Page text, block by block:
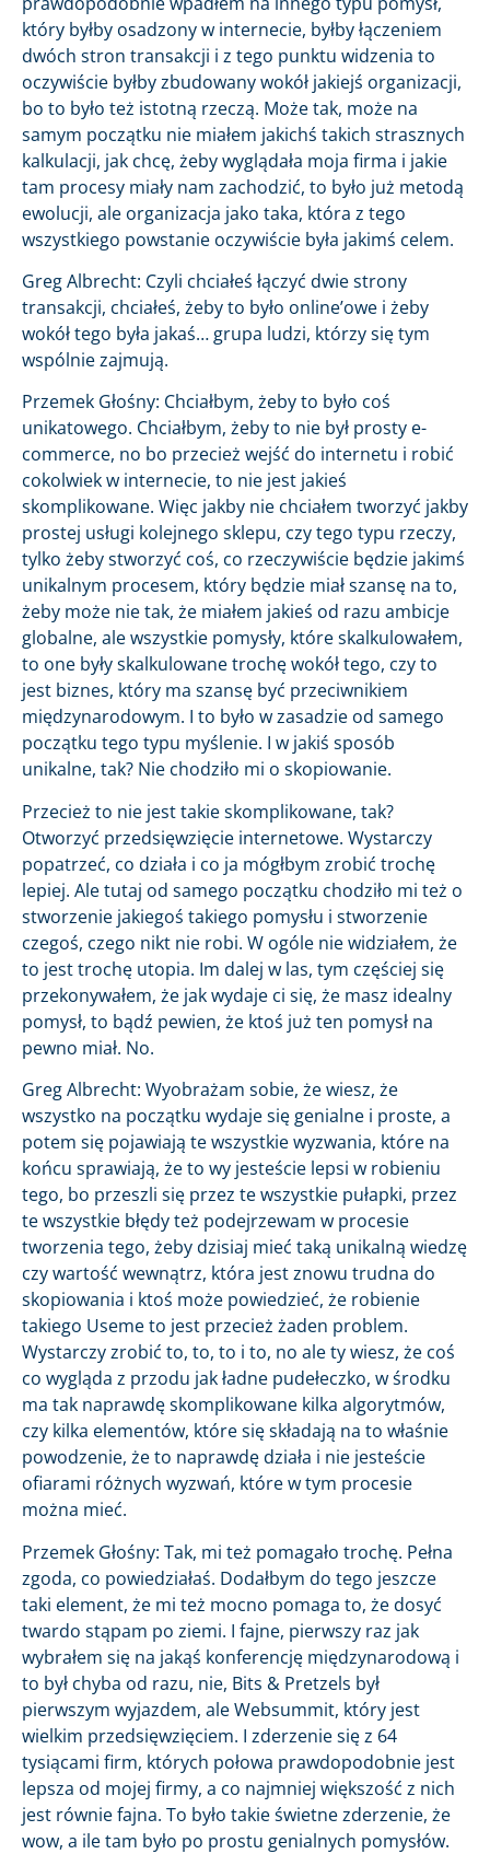
który byłby osadzony w internecie, byłby łączeniem
dwóch stron transakcji i z tego punktu widzenia to
oczywiście byłby zbudowany wokół jakiejś organizacji,
bo to było też istotną rzeczą. Może tak, może na
samym początku nie miałem jakichś takich strasznych
kalkulacji, jak chcę, żeby wyglądała moja firma i jakie
tam procesy miały nam zachodzić, to było już metodą
ewolucji, ale organizacja jako taka, która z tego
wszystkiego powstanie oczywiście była jakimś celem.
Greg Albrecht: Czyli chciałeś łączyć dwie strony
transakcji, chciałeś, żeby to było online’owe i żeby
wokół tego była jakaś… grupa ludzi, którzy się tym
wspólnie zajmują.
Przemek Głośny: Chciałbym, żeby to było coś
unikatowego. Chciałbym, żeby to nie był prosty e-
commerce, no bo przecież wejść do internetu i robić
cokolwiek w internecie, to nie jest jakieś
skomplikowane. Więc jakby nie chciałem tworzyć jakby
prostej usługi kolejnego sklepu, czy tego typu rzeczy,
tylko żeby stworzyć coś, co rzeczywiście będzie jakimś
unikalnym procesem, który będzie miał szansę na to,
żeby może nie tak, że miałem jakieś od razu ambicje
globalne, ale wszystkie pomysły, które skalkulowałem,
to one były skalkulowane trochę wokół tego, czy to
jest biznes, który ma szansę być przeciwnikiem
międzynarodowym. I to było w zasadzie od samego
początku tego typu myślenie. I w jakiś sposób
unikalne, tak? Nie chodziło mi o skopiowanie.
Przecież to nie jest takie skomplikowane, tak?
Otworzyć przedsięwzięcie internetowe. Wystarczy
popatrzeć, co działa i co ja mógłbym zrobić trochę
lepiej. Ale tutaj od samego początku chodziło mi też o
stworzenie jakiegoś takiego pomysłu i stworzenie
czegoś, czego nikt nie robi. W ogóle nie widziałem, że
to jest trochę utopia. Im dalej w las, tym częściej się
przekonywałem, że jak wydaje ci się, że masz idealny
pomysł, to bądź pewien, że ktoś już ten pomysł na
pewno miał. No.
Greg Albrecht: Wyobrażam sobie, że wiesz, że
wszystko na początku wydaje się genialne i proste, a
potem się pojawiają te wszystkie wyzwania, które na
końcu sprawiają, że to wy jesteście lepsi w robieniu
tego, bo przeszli się przez te wszystkie pułapki, przez
te wszystkie błędy też podejrzewam w procesie
tworzenia tego, żeby dzisiaj mieć taką unikalną wiedzę
czy wartość wewnątrz, która jest znowu trudna do
skopiowania i ktoś może powiedzieć, że robienie
takiego Useme to jest przecież żaden problem.
Wystarczy zrobić to, to, to i to, no ale ty wiesz, że coś
co wygląda z przodu jak ładne pudełeczko, w środku
ma tak naprawdę skomplikowane kilka algorytmów,
czy kilka elementów, które się składają na to właśnie
powodzenie, że to naprawdę działa i nie jesteście
ofiarami różnych wyzwań, które w tym procesie
można mieć.
Przemek Głośny: Tak, mi też pomagało trochę. Pełna
zgoda, co powiedziałaś. Dodałbym do tego jeszcze
taki element, że mi też mocno pomaga to, że dosyć
twardo stąpam po ziemi. I fajne, pierwszy raz jak
wybrałem się na jakąś konferencję międzynarodową i
to był chyba od razu, nie, Bits & Pretzels był
pierwszym wyjazdem, ale Websummit, który jest
wielkim przedsięwzięciem. I zderzenie się z 64
tysiącami firm, których połowa prawdopodobnie jest
lepsza od mojej firmy, a co najmniej większość z nich
jest równie fajna. To było takie świetne zderzenie, że
wow, a ile tam było po prostu genialnych pomysłów.